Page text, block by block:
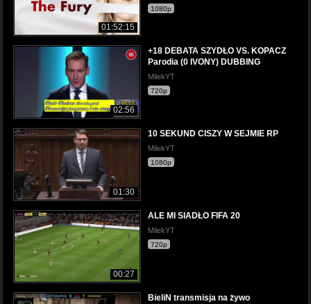
01:52:15
1080p
02:56
+18 DEBATA SZYDŁO VS. KOPACZ
Parodia (0 IVONY) DUBBING
MilekYT
720p
01:30
10 SEKUND CISZY W SEJMIE RP
MilekYT
1080p
00:27
ALE MI SIADŁO FIFA 20
MilekYT
720p
BieliN transmisja na żywo